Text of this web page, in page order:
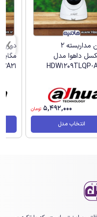
دوربین مداربسته 2
داهوا مدل
HDW1209TLQP-
5,492,000 تومان
انتخاب مدل